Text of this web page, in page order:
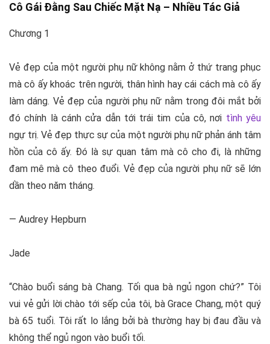
Cô Gái Đằng Sau Chiếc Mặt Nạ – Nhiều Tác Giả
Chương 1
Vẻ đẹp của một người phụ nữ không nằm ở thứ trang phục
mà cô ấy khoác trên người, thân hình hay cái cách mà cô ấy
làm dáng. Vẻ đẹp của người phụ nữ nằm trong đôi mắt bởi
đó chính là cánh cửa dẫn tới trái tim của cô, nơi tình yêu
ngự trị. Vẻ đẹp thực sự của một người phụ nữ phản ánh tâm
hồn của cô ấy. Đó là sự quan tâm mà cô cho đi, là những
đam mê mà cô theo đuổi. Vẻ đẹp của người phụ nữ sẽ lớn
dần theo năm tháng.
— Audrey Hepburn
Jade
“Chào buổi sáng bà Chang. Tối qua bà ngủ ngon chứ?” Tôi
vui vẻ gửi lời chào tới sếp của tôi, bà Grace Chang, một quý
bà 65 tuổi. Tôi rất lo lắng bởi bà thường hay bị đau đầu và
không thể ngủ ngon vào buổi tối.